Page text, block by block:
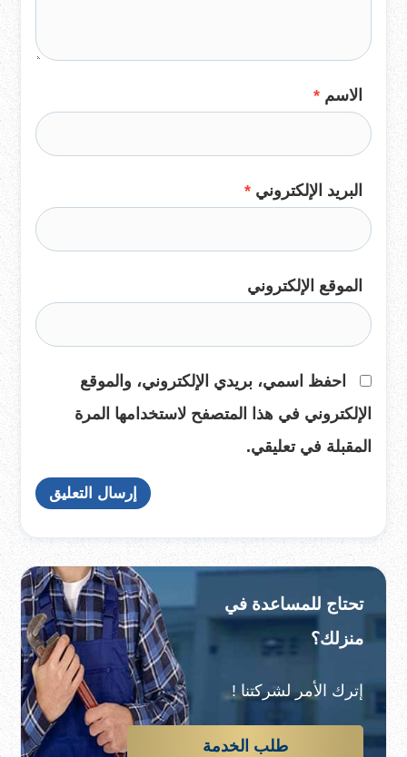
الاسم *
البريد الإلكتروني *
الموقع الإلكتروني
احفظ اسمي، بريدي الإلكتروني، والموقع
الإلكتروني في هذا المتصفح لاستخدامها المرة
المقبلة في تعليقي.
تحتاج للمساعدة في
منزلك؟
إترك الأمر لشركتنا !
طلب الخدمة